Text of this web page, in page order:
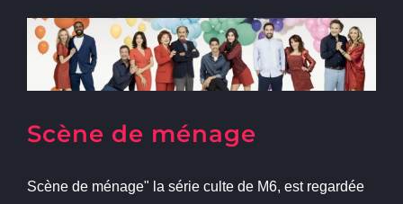
Scène de ménage
Scène de ménage" la série culte de M6, est regardée